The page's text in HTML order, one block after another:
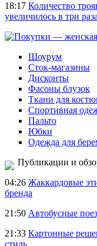
18:17 Количество
увеличилось в три раза
Шоурум
Сток-магазины
Дисконты
Фасоны блузок
Ткани для
Спортивная
Пальто
Юбки
Одежда для
Публикации и
04:26 Жаккардовые
бренда
21:50 Автобусные
21:33 Картонные
стиль